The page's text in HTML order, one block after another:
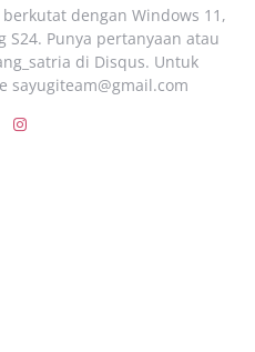
dengan Windows 11,
S24. Punya pertanyaan atau
di Disqus. Untuk
sayugiteam@gmail.com